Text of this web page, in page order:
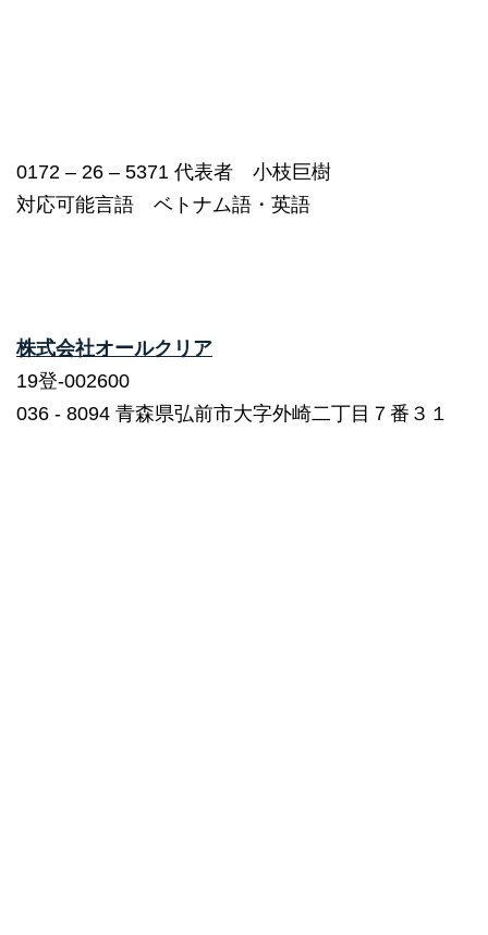
0172 – 26 – 5371 代表者 小枝巨樹
対応可能言語 ベトナム語・英語
株式会社オールクリア
19登-002600
036 ‐ 8094 青森県弘前市大字外崎二丁目７番３１